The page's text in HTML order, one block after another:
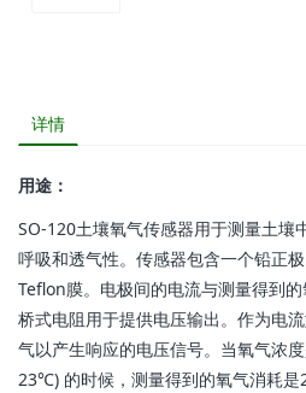
详情
用途：
SO-120土壤氧气传感器用于测量土壤
呼吸和透气性。传感器包含一个铅正
Teflon膜。电极间的电流与测量得到
桥式电阻用于提供电压输出。作为电
气以产生响应的电压信号。当氧气浓
23℃) 的时候，测量得到的氧气消耗